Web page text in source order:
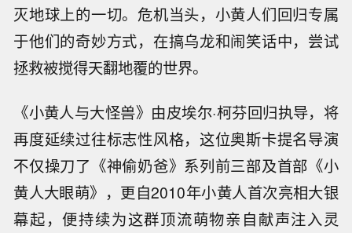
灭地球上的一切。危机当头，小黄人们回归专属
于他们的奇妙方式，在搞乌龙和闹笑话中，尝试
拯救被搅得天翻地覆的世界。
《小黄人与大怪兽》由皮埃尔·柯芬回归执导，将
再度延续过往标志性风格，这位奥斯卡提名导演
不仅操刀了《神偷奶爸》系列前三部及首部《小
黄人大眼萌》，更自2010年小黄人首次亮相大银
幕起，便持续为这群顶流萌物亲自献声注入灵